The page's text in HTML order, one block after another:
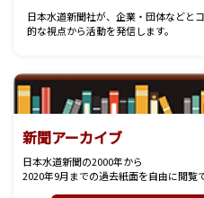
日本水道新聞社が、企業・団体などと
的な視点から活動を発信します。
新聞アーカイブ
日本水道新聞の2000年から
2020年9月までの過去紙面を自由に閲覧